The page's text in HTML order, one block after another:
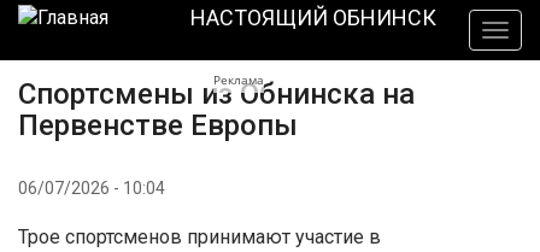
Перейти
основному
содержанию
НАСТОЯЩИЙ ОБНИНСК
Реклама
Спортсмены из Обнинска на
Первенстве Европы
06/07/2026 - 10:04
Трое спортсменов принимают участие в